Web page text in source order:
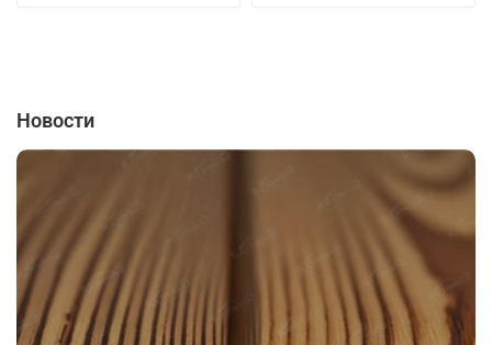
Новости